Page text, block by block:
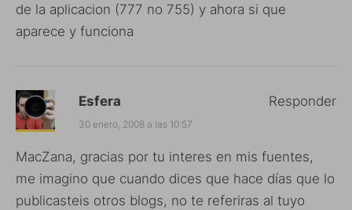
de la aplicacion (777 no 755) y ahora si que
aparece y funciona
Esfera
30 enero, 2008 a las 10:57
MacZana, gracias por tu interes en mis fuentes,
me imagino que cuando dices que hace días que lo
publicasteis otros blogs, no te referiras al tuyo
Responder